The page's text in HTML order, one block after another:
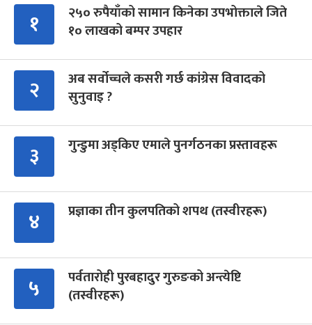
१
२५० रुपैयाँको सामान किनेका उपभोक्ताले जिते
१० लाखको बम्पर उपहार
२
अब सर्वोच्चले कसरी गर्छ कांग्रेस विवादको
सुनुवाइ ?
३ गुन्डुमा अड्किए एमाले पुनर्गठनका प्रस्तावहरू
४ प्रज्ञाका तीन कुलपतिको शपथ (तस्वीरहरू)
५
पर्वतारोही पुरबहादुर गुरुङको अन्त्येष्टि
(तस्वीरहरू)